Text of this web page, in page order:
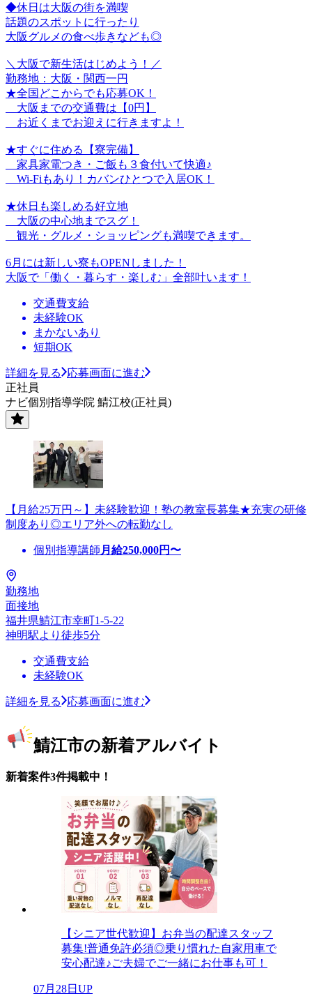
◆休日は大阪の街を満喫
話題のスポットに行ったり
大阪グルメの食べ歩きなども◎
＼大阪で新生活はじめよう！／
勤務地：大阪・関西一円
★全国どこからでも応募OK！
大阪までの交通費は【0円】
お近くまでお迎えに行きますよ！
★すぐに住める【寮完備】
家具家電つき・ご飯も３食付いて快適♪
Wi-Fiもあり！カバンひとつで入居OK！
★休日も楽しめる好立地
大阪の中心地までスグ！
観光・グルメ・ショッピングも満喫できます。
6月には新しい寮もOPENしました！
大阪で「働く・暮らす・楽しむ」全部叶います！
交通費支給
未経験OK
まかないあり
短期OK
詳細を見る
応募画面に進む
正社員
ナビ個別指導学院 鯖江校(正社員)
【月給25万円～】未経験歓迎！塾の教室長募集★充実の研修
制度あり◎エリア外への転勤なし
個別指導講師 月給250,000円〜
勤務地
面接地
福井県鯖江市幸町1-5-22
神明駅より徒歩5分
交通費支給
未経験OK
詳細を見る 応募画面に進む
鯖江市の新着アルバイト
新着案件3件掲載中！
【シニア世代歓迎】お弁当の配達スタッフ
募集!普通免許必須◎乗り慣れた自家用車で
安心配達♪ご夫婦でご一緒にお仕事も可！
07月28日UP